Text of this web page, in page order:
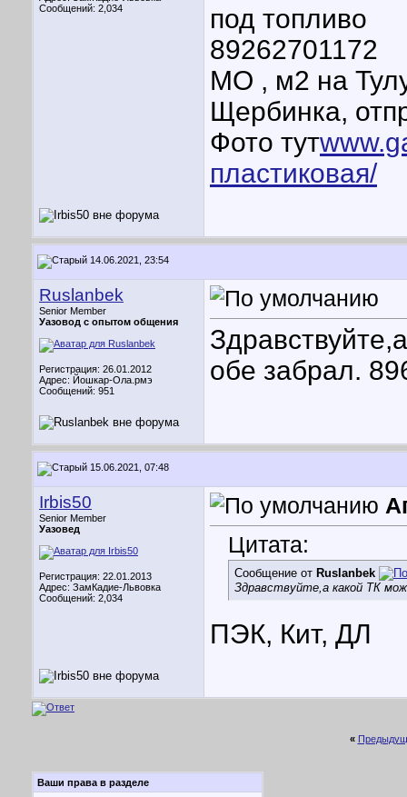
Сообщений: 2,034
под топливо
89262701172
МО , м2 на
Щербинка,
Фото тут
пластиковая/
14.06.2021, 23:54
Ruslanbek
Senior Member
Уазовод с опытом общения
Регистрация: 26.01.2012
Адрес: Йошкар-Ола.рмэ
Сообщений: 951
обе забрал.
15.06.2021, 07:48
Irbis50
Senior Member
Уазовед
Регистрация: 22.01.2013
Адрес: ЗамКадие-Львовка
Сообщений: 2,034
Цитата:
Сообщение от Ruslanbek
Здравствуйте,а какой ТК
ПЭК, Кит, ДЛ
«
Ваши права в разделе